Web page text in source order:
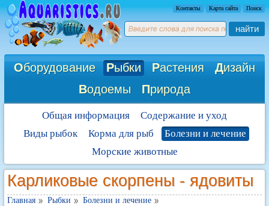
Контакты Карта сайта Поиск
найти
Оборудование Рыбки Растения Дизайн
Водоемы Природа
Общая информация
Содержание и уход
Виды рыбок
Корма для рыб
Болезни и лечение
Морские животные
Карликовые скорпены - ядовиты
Главная Рыбки
Болезни и лечение